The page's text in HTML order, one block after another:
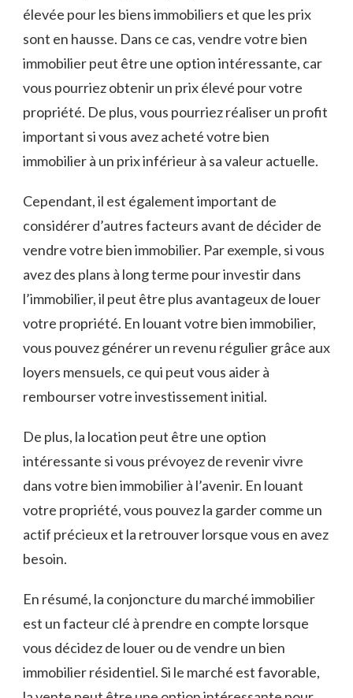
élevée pour les biens immobiliers et que les ‍prix
‍sont en hausse. Dans ce‍ cas, vendre votre ​bien
immobilier peut être une option intéressante, car
vous pourriez ​obtenir un prix élevé pour votre
propriété. De plus, vous pourriez réaliser un profit
important si vous avez acheté votre‌ bien
immobilier‌ à un prix inférieur à sa valeur ⁣actuelle.
Cependant, il est également important de
considérer d’autres facteurs avant de décider de
vendre votre bien immobilier. Par exemple, si vous
avez des plans à long terme pour investir dans
l’immobilier, il peut être plus avantageux⁤ de louer
votre propriété. En ⁢louant votre bien immobilier,
vous pouvez générer un revenu régulier‍ grâce aux
loyers⁢ mensuels, ce qui peut vous aider à
rembourser⁣ votre investissement initial.
De plus, la location peut‌ être une option⁣
intéressante si vous prévoyez de revenir vivre
dans votre bien immobilier à l’avenir. ‍En louant
votre propriété, vous pouvez la ⁤garder comme ‌un
actif précieux et la retrouver lorsque vous en avez
besoin.
En résumé, la conjoncture du marché immobilier
est un facteur clé à prendre ⁢en compte lorsque
vous décidez de louer ou de vendre un bien
immobilier résidentiel. Si le ⁣marché est favorable,